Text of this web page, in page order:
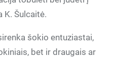
K. Šulcaitė.
šokio entuziastai,
bet ir draugais ar